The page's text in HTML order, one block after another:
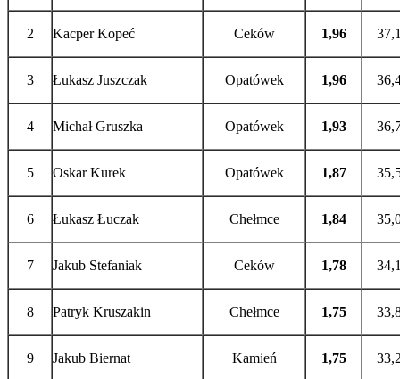
2 Kacper Kopeć Ceków 1,96
3 Łukasz Juszczak Opatówek 1,96
4 Michał Gruszka Opatówek 1,93
5 Oskar Kurek Opatówek 1,87
6 Łukasz Łuczak Chełmce 1,84
7 Jakub Stefaniak Ceków 1,78
8 Patryk Kruszakin Chełmce 1,75
9 Jakub Biernat Kamień 1,75